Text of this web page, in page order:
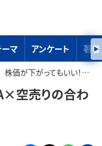
ーマ アンケート 著者
株価が下がってもいい！？NISA×空売りの合わせワザ！
空売りの合わ